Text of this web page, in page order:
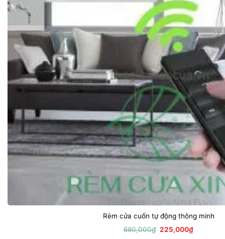
Rèm cửa cuốn tự động thông minh
680,000₫ Giá
225,000₫Giá